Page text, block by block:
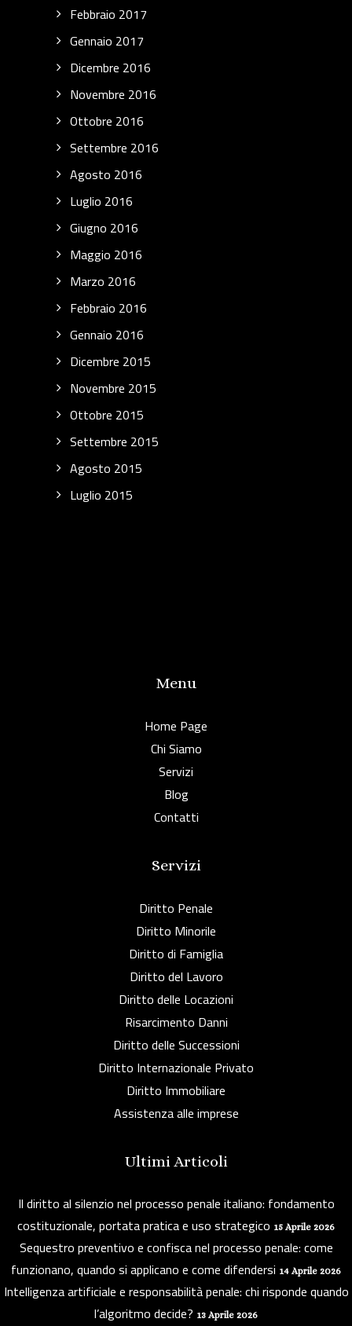
Febbraio 2017
Gennaio 2017
Dicembre 2016
Novembre 2016
Ottobre 2016
Settembre 2016
Agosto 2016
Luglio 2016
Giugno 2016
Maggio 2016
Marzo 2016
Febbraio 2016
Gennaio 2016
Dicembre 2015
Novembre 2015
Ottobre 2015
Settembre 2015
Agosto 2015
Luglio 2015
Menu
Home Page
Chi Siamo
Servizi
Blog
Contatti
Servizi
Diritto Penale
Diritto Minorile
Diritto di Famiglia
Diritto del Lavoro
Diritto delle Locazioni
Risarcimento Danni
Diritto delle Successioni
Diritto Internazionale Privato
Diritto Immobiliare
Assistenza alle imprese
Ultimi Articoli
Il diritto al silenzio nel processo penale italiano: fondamento
costituzionale, portata pratica e uso strategico 15 Aprile 2026
Sequestro preventivo e confisca nel processo penale: come
funzionano, quando si applicano e come difendersi 14 Aprile 2026
Intelligenza artificiale e responsabilità penale: chi risponde quando
l’algoritmo decide? 13 Aprile 2026